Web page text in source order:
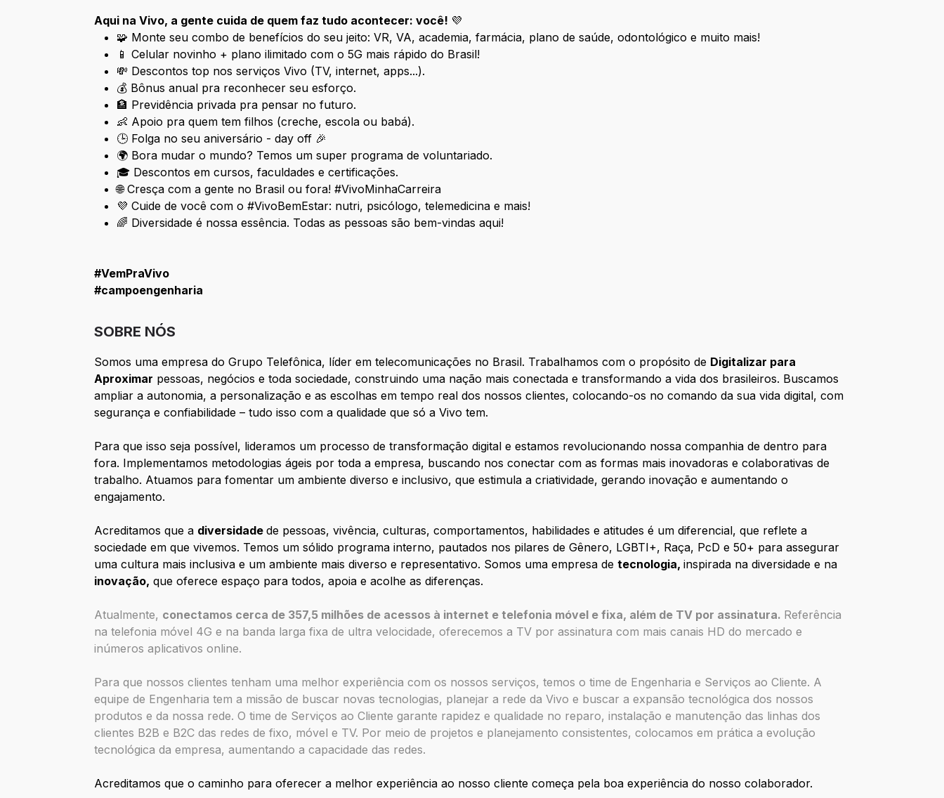
Aqui na Vivo, a gente cuida de quem faz tudo acontecer: você! 💜
🧩 Monte seu combo de benefícios do seu jeito: VR, VA, academia, farmácia, plano de saúde, odontológico e muito mais!
📱 Celular novinho + plano ilimitado com o 5G mais rápido do Brasil!
💸 Descontos top nos serviços Vivo (TV, internet, apps...).
💰 Bônus anual pra reconhecer seu esforço.
🏦 Previdência privada pra pensar no futuro.
👶 Apoio pra quem tem filhos (creche, escola ou babá).
🕒 Folga no seu aniversário - day off 🎉
🌍 Bora mudar o mundo? Temos um super programa de voluntariado.
🎓 Descontos em cursos, faculdades e certificações.
🌐 Cresça com a gente no Brasil ou fora! #VivoMinhaCarreira
💜 Cuide de você com o #VivoBemEstar: nutri, psicólogo, telemedicina e mais!
🌈 Diversidade é nossa essência. Todas as pessoas são bem-vindas aqui!
#VemPraVivo
#campoengenharia
SOBRE NÓS
Somos uma empresa do Grupo Telefônica, líder em telecomunicações no Brasil. Trabalhamos com o propósito de Digitalizar para
Aproximar pessoas, negócios e toda sociedade, construindo uma nação mais conectada e transformando a vida dos brasileiros. Buscamos
ampliar a autonomia, a personalização e as escolhas em tempo real dos nossos clientes, colocando-os no comando da sua vida digital, com
segurança e confiabilidade – tudo isso com a qualidade que só a Vivo tem.
Para que isso seja possível, lideramos um processo de transformação digital e estamos revolucionando nossa companhia de dentro para
fora. Implementamos metodologias ágeis por toda a empresa, buscando nos conectar com as formas mais inovadoras e colaborativas de
trabalho. Atuamos para fomentar um ambiente diverso e inclusivo, que estimula a criatividade, gerando inovação e aumentando o
engajamento.
Acreditamos que a diversidadede pessoas, vivência, culturas, comportamentos, habilidades e atitudes é um diferencial, que reflete a
sociedade em que vivemos. Temos um sólido programa interno, pautados nos pilares de Gênero, LGBTI+, Raça, PcD e 50+ para assegurar
uma cultura mais inclusiva e um ambiente mais diverso e representativo. Somos uma empresa detecnologia,inspirada na diversidade e na
inovação, que oferece espaço para todos, apoia e acolhe as diferenças.
Atualmente, conectamos cerca de 357,5 milhões de acessos à internet e telefonia móvel e fixa, além de TV por assinatura. Referência
na telefonia móvel 4G e na banda larga fixa de ultra velocidade, oferecemos a TV por assinatura com mais canais HD do mercado e
inúmeros aplicativos online.
Para que nossos clientes tenham uma melhor experiência com os nossos serviços, temos o time de Engenharia e Serviços ao Cliente. A
equipe de Engenharia tem a missão de buscar novas tecnologias, planejar a rede da Vivo e buscar a expansão tecnológica dos nossos
produtos e da nossa rede. O time de Serviços ao Cliente garante rapidez e qualidade no reparo, instalação e manutenção das linhas dos
clientes B2B e B2C das redes de fixo, móvel e TV. Por meio de projetos e planejamento consistentes, colocamos em prática a evolução
tecnológica da empresa, aumentando a capacidade das redes.
Acreditamos que o caminho para oferecer a melhor experiência ao nosso cliente começa pela boa experiência do nosso colaborador.